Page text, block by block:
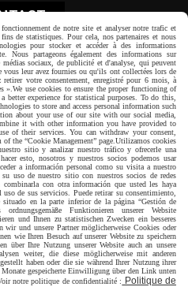
sécurisé
de notre site et analyser notre trafic et
de statistiques. Pour cela, nos partenaires et nous
pour stocker et accéder à des informations
Nous partageons également des informations sur
sociaux, de publicité et d'analyse, qui peuvent
leur avez fournies ou qu'ils ont collectées lors de
votre consentement, enregistré pour 6 mois, à
». We use cookies to ensure the proper functioning of
experience for statistical purposes. To do this,
to store and access personal information such
about your use of our site with our social media,
it with other information you have provided to
of their services. You can withdraw your consent,
the “Cookie Management” page. Utilizamos cookies
sitio y analizar nuestro tráfico y ofrecerle una
esto, nosotros y nuestros socios podemos usar
a información personal como su visita a nuestro
uso de nuestro sitio con nuestros socios de redes
con otra información que usted les haya
de sus servicios. Puede retirar su consentimiento,
en la parte inferior de la página “Gestión de
Funktionieren unserer Website
und Ihnen zu statistischen Zwecken ein besseres
wir und unsere Partner möglicherweise Cookies oder
wie Ihren Besuch auf unserer Website zu speichern
über Ihre Nutzung unserer Website auch an unsere
weiter, die diese möglicherweise mit anderen
haben oder die sie während Ihrer Nutzung ihrer
gespeicherte Einwilligung über den Link unten
notre politique de confidentialité :
Politique de